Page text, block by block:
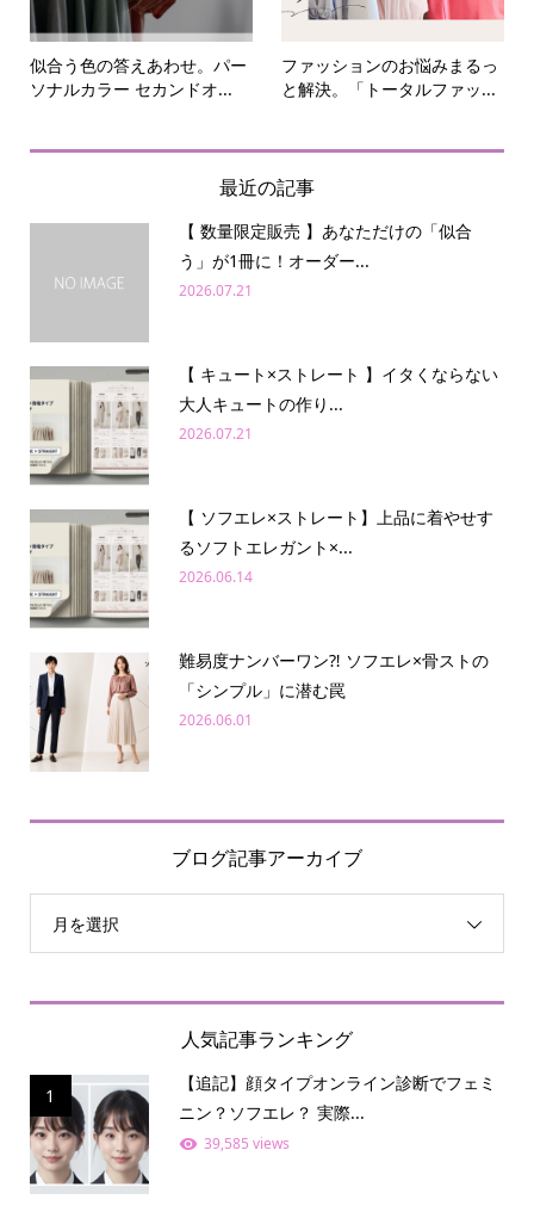
似合う色の答えあわせ。パー
ソナルカラー セカンドオ...
ファッションのお悩みまるっ
と解決。「トータルファッ...
最近の記事
【 数量限定販売 】あなただけの「似合
う」が1冊に！オーダー...
2026.07.21
【 キュート×ストレート 】イタくならない
大人キュートの作り...
2026.07.21
【 ソフエレ×ストレート】上品に着やせす
るソフトエレガント×...
2026.06.14
難易度ナンバーワン⁈ ソフエレ×骨ストの
「シンプル」に潜む罠
2026.06.01
ブログ記事アーカイブ
月を選択
人気記事ランキング
1
【追記】顔タイプオンライン診断でフェミ
ニン？ソフエレ？ 実際...
39,585 views